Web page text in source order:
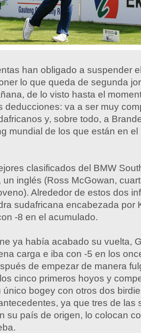
han obligado a suspender
lo que queda de segunda
de lo visto hasta el
deducciones: va a ser muy
y, sobre todo, a
mundial de los que están en
clasificados del BMW
un inglés (Ross McGowan,
Alrededor de estos dos
sudafricana encabezada por
-8 en el acumulado.
ya había acabado su vuelta,
carga e iba con -5 en los
de empezar de manera
cinco primeros hoyos y
bogey con otros dos
ya que tres de las
su país de origen, lo colocan